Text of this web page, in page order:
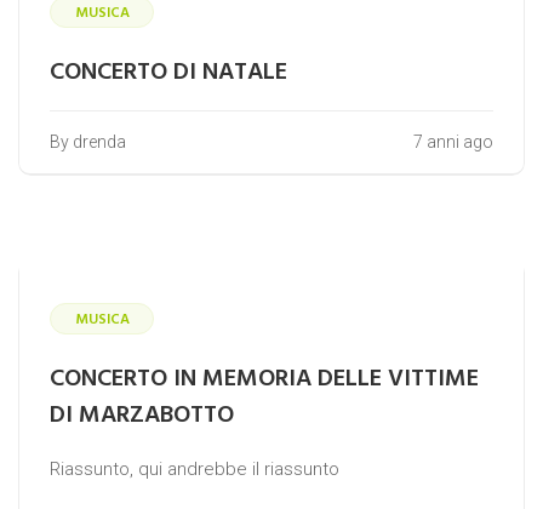
MUSICA
CONCERTO DI NATALE
By drenda 7 anni ago
MUSICA
CONCERTO IN MEMORIA DELLE VITTIME
DI MARZABOTTO
Riassunto, qui andrebbe il riassunto